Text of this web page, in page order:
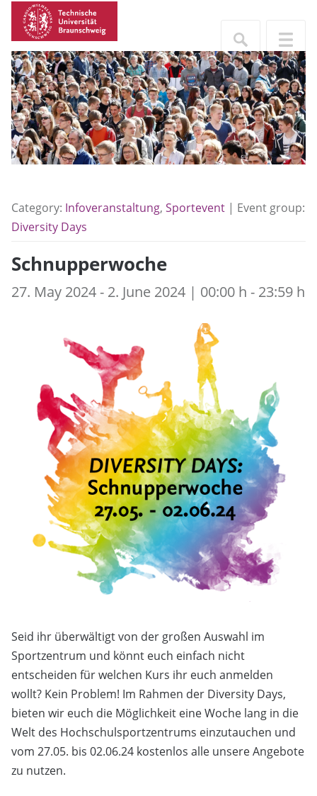
Category: Infoveranstaltung, Sportevent | Event group:
Diversity Days
Schnupperwoche
27. May 2024 - 2. June 2024 | 00:00 h - 23:59 h
Seid ihr überwältigt von der großen Auswahl im
Sportzentrum und könnt euch einfach nicht
entscheiden für welchen Kurs ihr euch anmelden
wollt? Kein Problem! Im Rahmen der Diversity Days,
bieten wir euch die Möglichkeit eine Woche lang in die
Welt des Hochschulsportzentrums einzutauchen und
vom 27.05. bis 02.06.24 kostenlos alle unsere Angebote
zu nutzen.